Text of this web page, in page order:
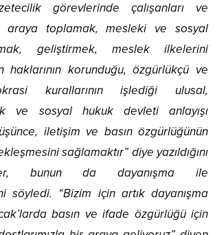
görevlerinde çalışanları ve
araya toplamak, mesleki ve sosyal
geliştirmek, meslek ilkelerini
haklarının korunduğu, özgürlükçü ve
kurallarının işlediği ulusal,
ve sosyal hukuk devleti anlayışı
iletişim ve basın özgürlüğünün
sağlamaktır” diye yazıldığını
bunun da dayanışma ile
söyledi. “Bizim için artık dayanışma
basın ve ifade özgürlüğü için